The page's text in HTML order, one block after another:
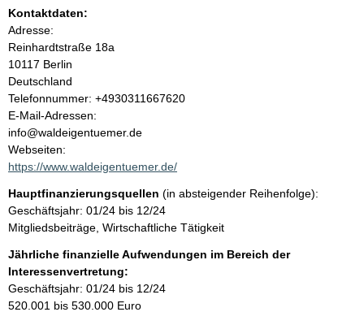
h
a
l
t
Kontaktdaten:
Adresse:
Reinhardtstraße 18a
10117 Berlin
Deutschland
K
o
n
t
a
t
i
n
f
o
r
m
Telefonnummer: +4930311667620
E-Mail-Adressen:
info@waldeigentuemer.de
Webseiten:
https://www.waldeigentuemer.de/
Hauptfinanzierungsquellen (in absteigender Reihenfolge):
Geschäftsjahr: 01/24 bis 12/24
Mitgliedsbeiträge, Wirtschaftliche Tätigkeit
Jährliche finanzielle Aufwendungen im Bereich der
Interessenvertretung:
Geschäftsjahr: 01/24 bis 12/24
520.001 bis 530.000 Euro